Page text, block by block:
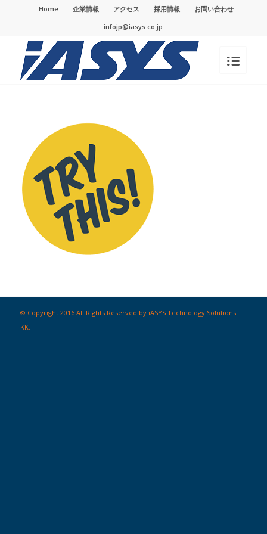
Home 企業情報 アクセス 採用情報
お問い合わせ
infojp@iasys.co.jp
© Copyright 2016 All Rights Reserved by iASYS Technology Solutions
KK.